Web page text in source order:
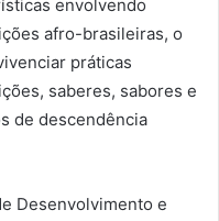
envolvendo
afro-brasileiras, o
práticas
saberes, sabores e
de descendência
Desenvolvimento e